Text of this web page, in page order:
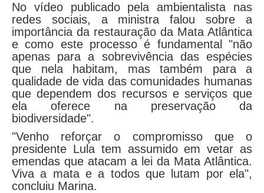
No vídeo publicado pela ambientalista nas
redes sociais, a ministra falou sobre a
importância da restauração da Mata Atlântica
e como este processo é fundamental "não
apenas para a sobrevivência das espécies
que nela habitam, mas também para a
qualidade de vida das comunidades humanas
que dependem dos recursos e serviços que
ela oferece na preservação da
biodiversidade".
"Venho reforçar o compromisso que o
presidente Lula tem assumido em vetar as
emendas que atacam a lei da Mata Atlântica.
Viva a mata e a todos que lutam por ela",
concluiu Marina.